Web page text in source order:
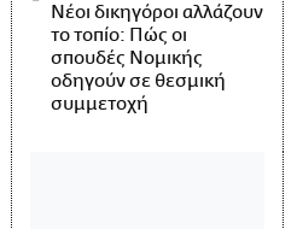
Νέοι δικηγόροι αλλάζουν
το τοπίο: Πώς οι
σπουδές Νομικής
οδηγούν σε θεσμική
συμμετοχή